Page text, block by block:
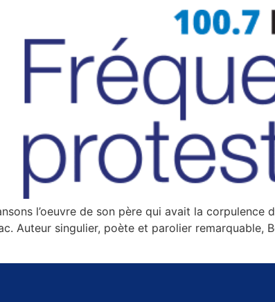
l’oeuvre de son père qui avait la corpulence
Auteur singulier, poète et parolier remarquable,